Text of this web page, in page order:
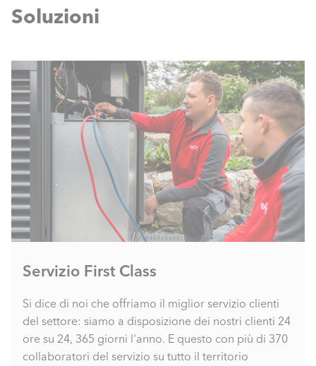
Soluzioni
Servizio First Class
Si dice di noi che offriamo il miglior servizio clienti
del settore: siamo a disposizione dei nostri clienti 24
ore su 24, 365 giorni l'anno. E questo con più di 370
collaboratori del servizio su tutto il territorio